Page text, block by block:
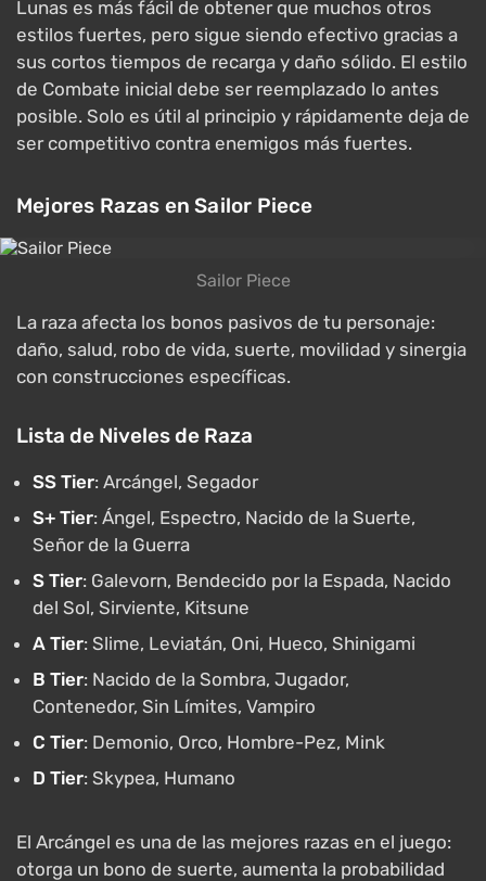
Lunas es más fácil de obtener que muchos otros
estilos fuertes, pero sigue siendo efectivo gracias a
sus cortos tiempos de recarga y daño sólido. El estilo
de Combate inicial debe ser reemplazado lo antes
posible. Solo es útil al principio y rápidamente deja de
ser competitivo contra enemigos más fuertes.
Mejores Razas en Sailor Piece
Sailor Piece
La raza afecta los bonos pasivos de tu personaje:
daño, salud, robo de vida, suerte, movilidad y sinergia
con construcciones específicas.
Lista de Niveles de Raza
SS Tier: Arcángel, Segador
S+ Tier: Ángel, Espectro, Nacido de la Suerte,
Señor de la Guerra
S Tier: Galevorn, Bendecido por la Espada, Nacido
del Sol, Sirviente, Kitsune
A Tier: Slime, Leviatán, Oni, Hueco, Shinigami
B Tier: Nacido de la Sombra, Jugador,
Contenedor, Sin Límites, Vampiro
C Tier: Demonio, Orco, Hombre-Pez, Mink
D Tier: Skypea, Humano
El Arcángel es una de las mejores razas en el juego:
otorga un bono de suerte, aumenta la probabilidad